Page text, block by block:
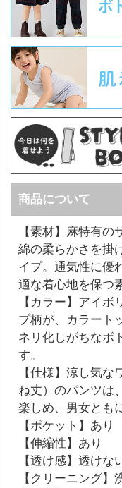
商品について
【素材】麻特有
綿の柔らかさを掛
イプ。通気性に優
適な着心地を保つ
【カラー】アイ
プ柄が、カラート
ネリ化しがちなボ
す。
【仕様】涼し気
ね丈）のパンツは
楽しめ、男女とも
【ポケット】あり
【伸縮性】あり
【透け感】透けな
【クリーニング】